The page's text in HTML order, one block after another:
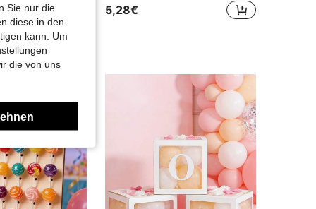
5,28€
Sie nur die
diese in den
kann. Um
die von uns